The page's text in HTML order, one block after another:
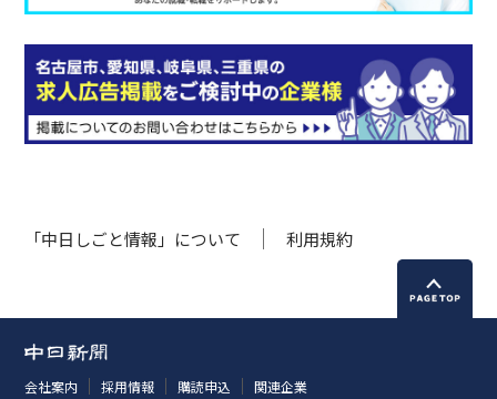
「中日しごと情報」について 利用規約
会社案内 採用情報 購読申込 関連企業